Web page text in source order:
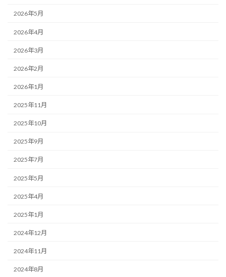
2026年5月
2026年4月
2026年3月
2026年2月
2026年1月
2025年11月
2025年10月
2025年9月
2025年7月
2025年5月
2025年4月
2025年1月
2024年12月
2024年11月
2024年8月